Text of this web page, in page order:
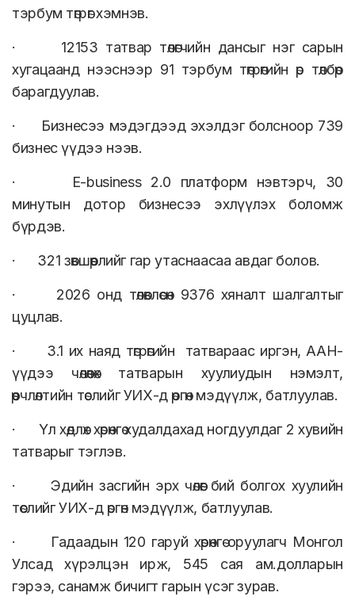
тэрбум төгрөг хэмнэв.
· 12153 татвар төлөгчийн дансыг нэг сарын
хугацаанд нээснээр 91 тэрбум төгрөгийн өр төлбөр
барагдуулав.
· Бизнесээ мэдэгдээд эхэлдэг болсноор 739
бизнес үүдээ нээв.
· E-business 2.0 платформ нэвтэрч, 30
минутын дотор бизнесээ эхлүүлэх боломж
бүрдэв.
· 321 зөвшөөрлийг гар утаснаасаа авдаг болов.
· 2026 онд төлөвлөсөн 9376 хяналт шалгалтыг
цуцлав.
· 3.1 их наяд төгрөгийн татвараас иргэн, ААН-
үүдээ чөлөөлөх татварын хуулиудын нэмэлт,
өөрчлөлтийн төслийг УИХ-д өргөн мэдүүлж, батлуулав.
· Үл хөдлөх хөрөнгө худалдахад ногдуулдаг 2 хувийн
татварыг тэглэв.
· Эдийн засгийн эрх чөлөөг бий болгох хуулийн
төслийг УИХ-д өргөн мэдүүлж, батлуулав.
· Гадаадын 120 гаруй хөрөнгө оруулагч Монгол
Улсад хүрэлцэн ирж, 545 сая ам.долларын
гэрээ, санамж бичигт гарын үсэг зурав.